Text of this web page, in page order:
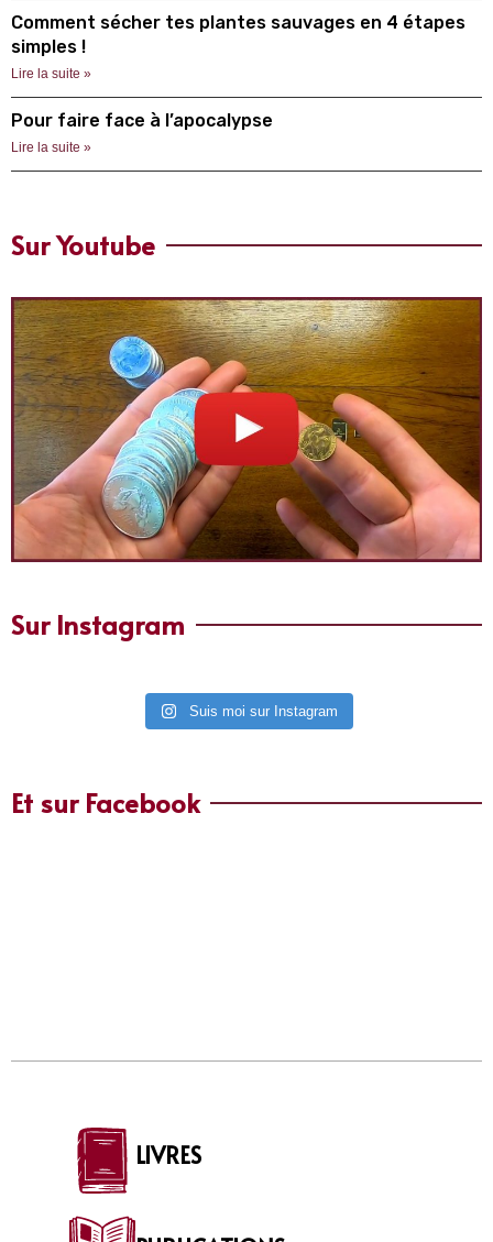
Comment sécher tes plantes sauvages en 4 étapes
simples !
Lire la suite »
Pour faire face à l’apocalypse
Lire la suite »
Sur Youtube
Sur Instagram
Suis moi sur Instagram
Et sur Facebook
LIVRES